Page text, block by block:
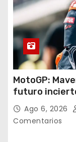
MotoGP:
futuro
Ago 6, 2026
Comentarios